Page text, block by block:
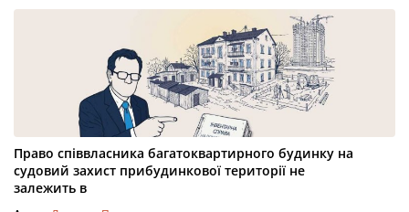
Право співвласника багатоквартирного будинку на
судовий захист прибудинкової території не
залежить в